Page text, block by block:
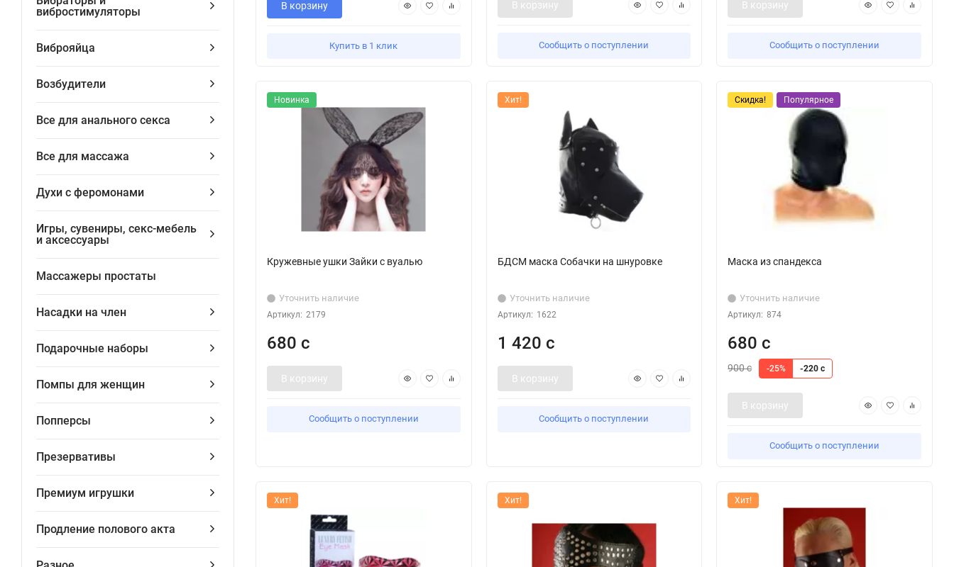
вибростимуляторы
Виброяйца
Возбудители
Все для анального секса
Все для массажа
Духи с феромонами
Игры, сувениры, секс-мебель
и аксессуары
Массажеры простаты
Насадки на член
Подарочные наборы
Помпы для женщин
Попперсы
Презервативы
Премиум игрушки
Продление полового акта
В корзину
Купить в 1 клик
В корзину
Сообщить о поступлении
В корзину
Сообщить о поступлении
Новинка
Кружевные ушки Зайки с вуалью
Уточнить наличие
Артикул: 2179
680 с
В корзину
Сообщить о поступлении
Хит!
БДСМ маска Собачки на шнуровке
Уточнить наличие
Артикул: 1622
1 420 с
В корзину
Сообщить о поступлении
Скидка! Популярное
Маска из спандекса
Уточнить наличие
Артикул: 874
680 с
900 с -25% -220 с
В корзину
Сообщить о поступлении
Хит! Хит! Хит!